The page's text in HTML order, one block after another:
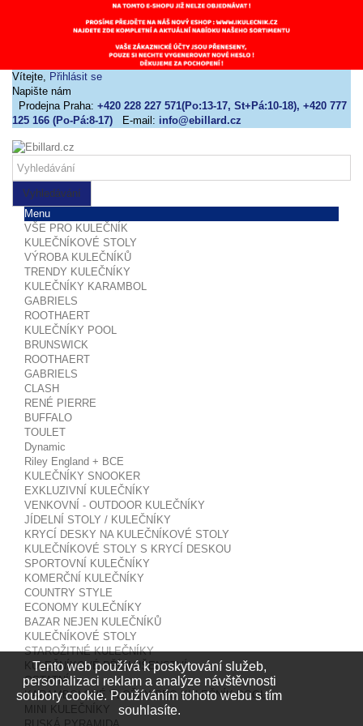
Vítejte, Přihlásit se
Napište nám
Prodejna Praha: +420 228 227 571(Po:13-17, St+Pá:10-18), +420 777
125 166 (Po-Pá:8-17)
E-mail: info@ebillard.cz
Vyhledávání
Menu
VŠE PRO KULEČNÍK
KULEČNÍKOVÉ STOLY
VÝROBA KULEČNÍKŮ
TRENDY KULEČNÍKY
KULEČNÍKY KARAMBOL
GABRIELS
ROOTHAERT
KULEČNÍKY POOL
BRUNSWICK
ROOTHAERT
GABRIELS
CLASH
RENÉ PIERRE
BUFFALO
TOULET
Dynamic
Riley England + BCE
KULEČNÍKY SNOOKER
EXKLUZIVNÍ KULEČNÍKY
VENKOVNÍ - OUTDOOR KULEČNÍKY
JÍDELNÍ STOLY / KULEČNÍKY
KRYCÍ DESKY NA KULEČNÍKOVÉ STOLY
KULEČNÍKOVÉ STOLY S KRYCÍ DESKOU
SPORTOVNÍ KULEČNÍKY
KOMERČNÍ KULEČNÍKY
COUNTRY STYLE
ECONOMY KULEČNÍKY
BAZAR NEJEN KULEČNÍKŮ
KULEČNÍKOVÉ STOLY
STAROŽITNÉ KULEČNÍKY
KULEČNÍKOVÉ PŘÍSLUŠENSTVÍ
OSTATNÍ
KARAMBOLOVÉ VLOŽKY PRO KULEČNÍK POOL
MINI KULEČNÍKY
Tento web používá k poskytování služeb,
personalizaci reklam a analýze návštěvnosti
soubory cookie. Používáním tohoto webu s tím
souhlasíte.